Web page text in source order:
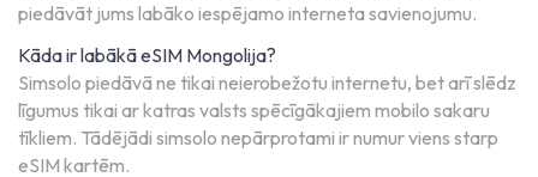
piedāvāt jums labāko iespējamo interneta savienojumu.
Kāda ir labākā eSIM Mongolija?
Simsolo piedāvā ne tikai neierobežotu internetu, bet arī slēdz
līgumus tikai ar katras valsts spēcīgākajiem mobilo sakaru
tīkliem. Tādējādi simsolo nepārprotami ir numur viens starp
eSIM kartēm.